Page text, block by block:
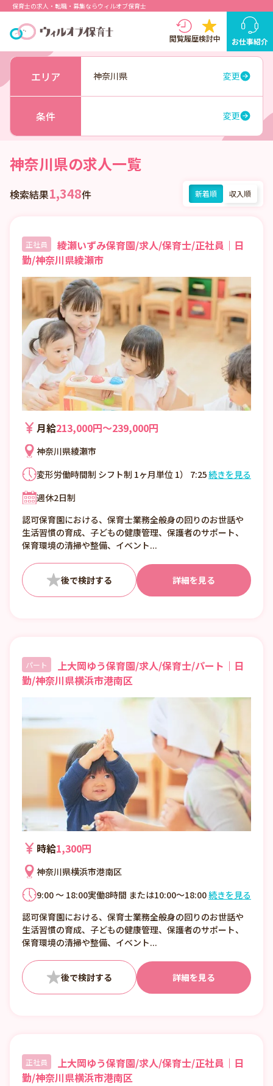
保育士の求人・転職・募集ならウィルオブ保育士
閲覧履歴検討中 お仕事紹介
エリア 神奈川県 変更
条件 変更
神奈川県の求人一覧
検索結果1,348件 新着順 収入順
正社員
綾瀬いずみ保育園/求人/保育士/正社員｜日
勤/神奈川県綾瀬市
月給213,000円〜239,000円
神奈川県綾瀬市
変形労働時間制 シフト制 1ヶ月単位 1） 7:25
・休憩60分 ・時間外勤務:なし 36協定におけ
続きを見る
週休2日制
認可保育園における、保育士業務全般身の回りのお世話や
生活習慣の育成、子どもの健康管理、保護者のサポート、
保育環境の清掃や整備、イベント...
詳細を見る
パート
上大岡ゆう保育園/求人/保育士/パート｜日
勤/神奈川県横浜市港南区
時給1,300円
神奈川県横浜市港南区
9:00 ～ 18:00実働8時間 または10:00～18:00
休憩60分
続きを見る
認可保育園における、保育士業務全般身の回りのお世話や
生活習慣の育成、子どもの健康管理、保護者のサポート、
保育環境の清掃や整備、イベント...
詳細を見る
正社員
上大岡ゆう保育園/求人/保育士/正社員｜日
勤/神奈川県横浜市港南区